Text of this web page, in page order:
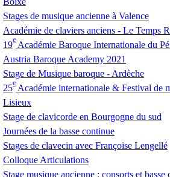
Stages de musique ancienne à Valence
Académie de claviers anciens - Le Temps
19
e
Académie Baroque Internationale du
Austria Baroque Academy 2021
Stage de Musique baroque - Ardèche
25
e
Académie internationale & Festival de
Lisieux
Stage de clavicorde en Bourgogne du sud
Journées de la basse continue
Stages de clavecin avec Françoise Lengellé
Colloque Articulations
Stage musique ancienne : consorts et basse